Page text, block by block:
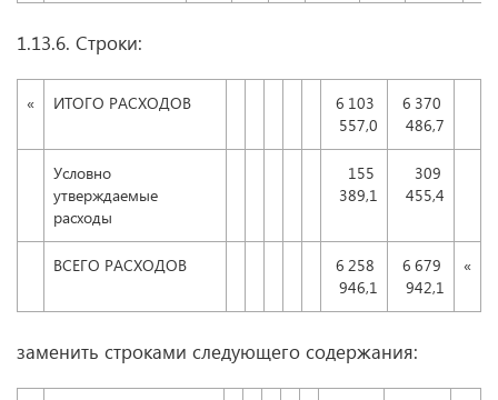
1.13.6. Строки:
« ИТОГО РАСХОДОВ
6 103
557,0
6 370
486,7
Условно
утверждаемые
расходы
155
389,1
309
455,4
ВСЕГО РАСХОДОВ
6 258
946,1
6 679
942,1
«
заменить строками следующего содержания: